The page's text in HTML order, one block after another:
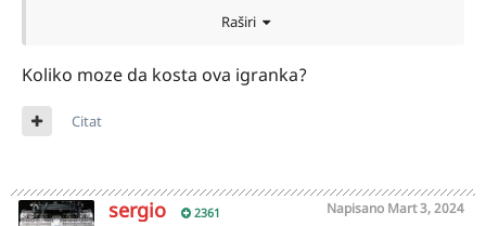
Raširi
Koliko moze da kosta ova igranka?
Citat
sergio 2361 Napisano Mart 3, 2024